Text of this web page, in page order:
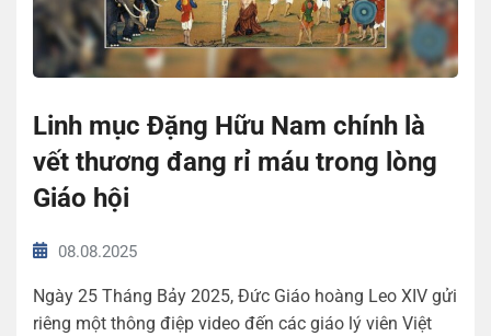
Linh mục Đặng Hữu Nam chính là
vết thương đang rỉ máu trong lòng
Giáo hội
08.08.2025
Ngày 25 Tháng Bảy 2025, Đức Giáo hoàng Leo XIV gửi
riêng một thông điệp video đến các giáo lý viên Việt